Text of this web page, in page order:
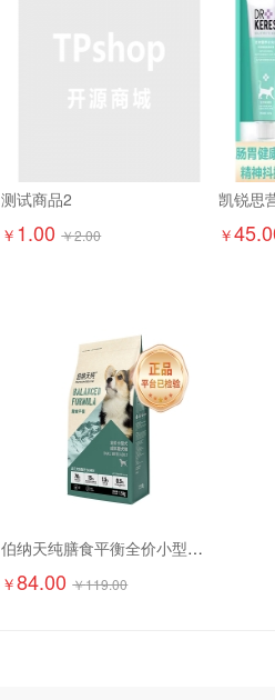
测试商品2
￥ 1.00 ￥2.00 ￥
伯纳天纯膳食平衡全价小型犬成犬粮（含三文鱼配方）1.5kg
￥84.00 ￥119.00